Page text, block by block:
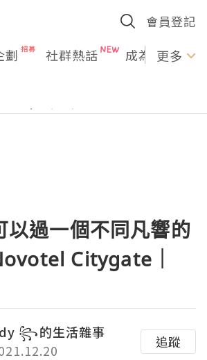
會員登記
劃 社群熱話 成為U更多
以過一個不同凡響的
Citygate｜
꧂⁩的生活雜事
追蹤